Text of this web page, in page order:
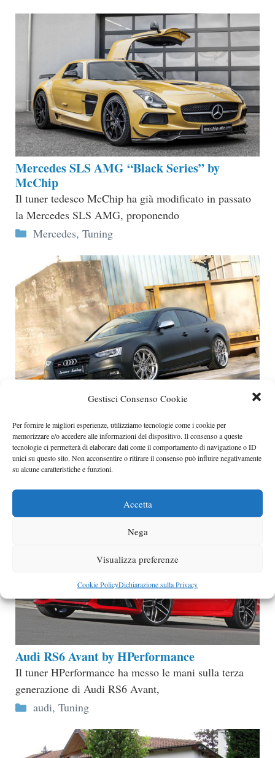
Gestisci Consenso Cookie
Per fornire le migliori esperienze, utilizziamo tecnologie come i cookie per
memorizzare e/o accedere alle informazioni del dispositivo. Il consenso a queste
tecnologie ci permetterà di elaborare dati come il comportamento di navigazione o ID
unici su questo sito. Non acconsentire o ritirare il consenso può influire negativamente
su alcune caratteristiche e funzioni.
Accetta
Nega
Visualizza preferenze
Cookie PolicyDichiarazione sulla Privacy
Mercedes SLS AMG “Black Series” by
McChip
Il tuner tedesco McChip ha già modificato in passato
la Mercedes SLS AMG, proponendo
Categorie
Mercedes, Tuning
Audi S5 Sportback by Senner Tuning
Senner Tuning ha messo le mani sulla Audi S5
Sportback, apportandole uno stile molto
Audi RS6 Avant by HPerformance
Il tuner HPerformance ha messo le mani sulla terza
generazione di Audi RS6 Avant,
Categorie
audi, Tuning